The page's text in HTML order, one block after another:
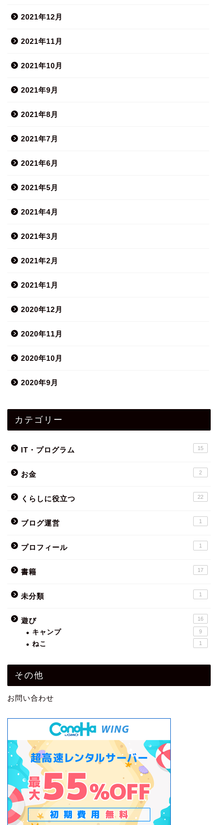
2021年12月
2021年11月
2021年10月
2021年9月
2021年8月
2021年7月
2021年6月
2021年5月
2021年4月
2021年3月
2021年2月
2021年1月
2020年12月
2020年11月
2020年10月
2020年9月
カテゴリー
IT・プログラム 15
お金 2
くらしに役立つ 22
ブログ運営 1
プロフィール 1
書籍 17
未分類 1
遊び 16
キャンプ 9
ねこ 1
その他
お問い合わせ